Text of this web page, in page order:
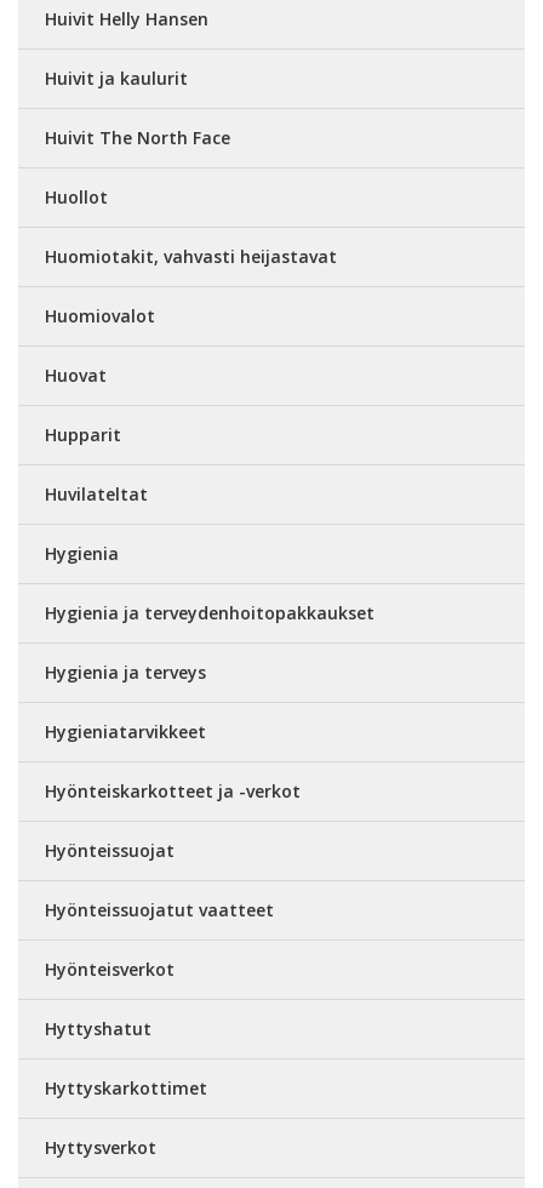
Huivit Helly Hansen
Huivit ja kaulurit
Huivit The North Face
Huollot
Huomiotakit, vahvasti heijastavat
Huomiovalot
Huovat
Hupparit
Huvilateltat
Hygienia
Hygienia ja terveydenhoitopakkaukset
Hygienia ja terveys
Hygieniatarvikkeet
Hyönteiskarkotteet ja -verkot
Hyönteissuojat
Hyönteissuojatut vaatteet
Hyönteisverkot
Hyttyshatut
Hyttyskarkottimet
Hyttysverkot